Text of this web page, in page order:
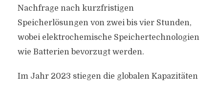
Nachfrage nach kurzfristigen
Speicherlösungen von zwei bis vier Stunden,
wobei elektrochemische Speichertechnologien
wie Batterien bevorzugt werden.
Im Jahr 2023 stiegen die globalen Kapazitäten